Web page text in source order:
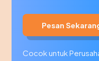
Pesan
Cocok untuk